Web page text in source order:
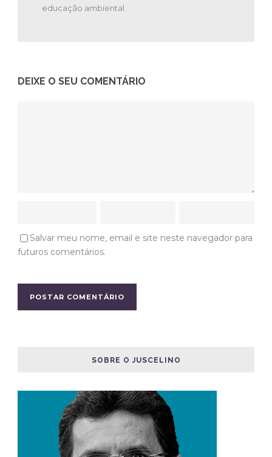
educação ambiental.
DEIXE O SEU COMENTÁRIO
Salvar meu nome, email e site neste navegador para
futuros comentários.
SOBRE O JUSCELINO